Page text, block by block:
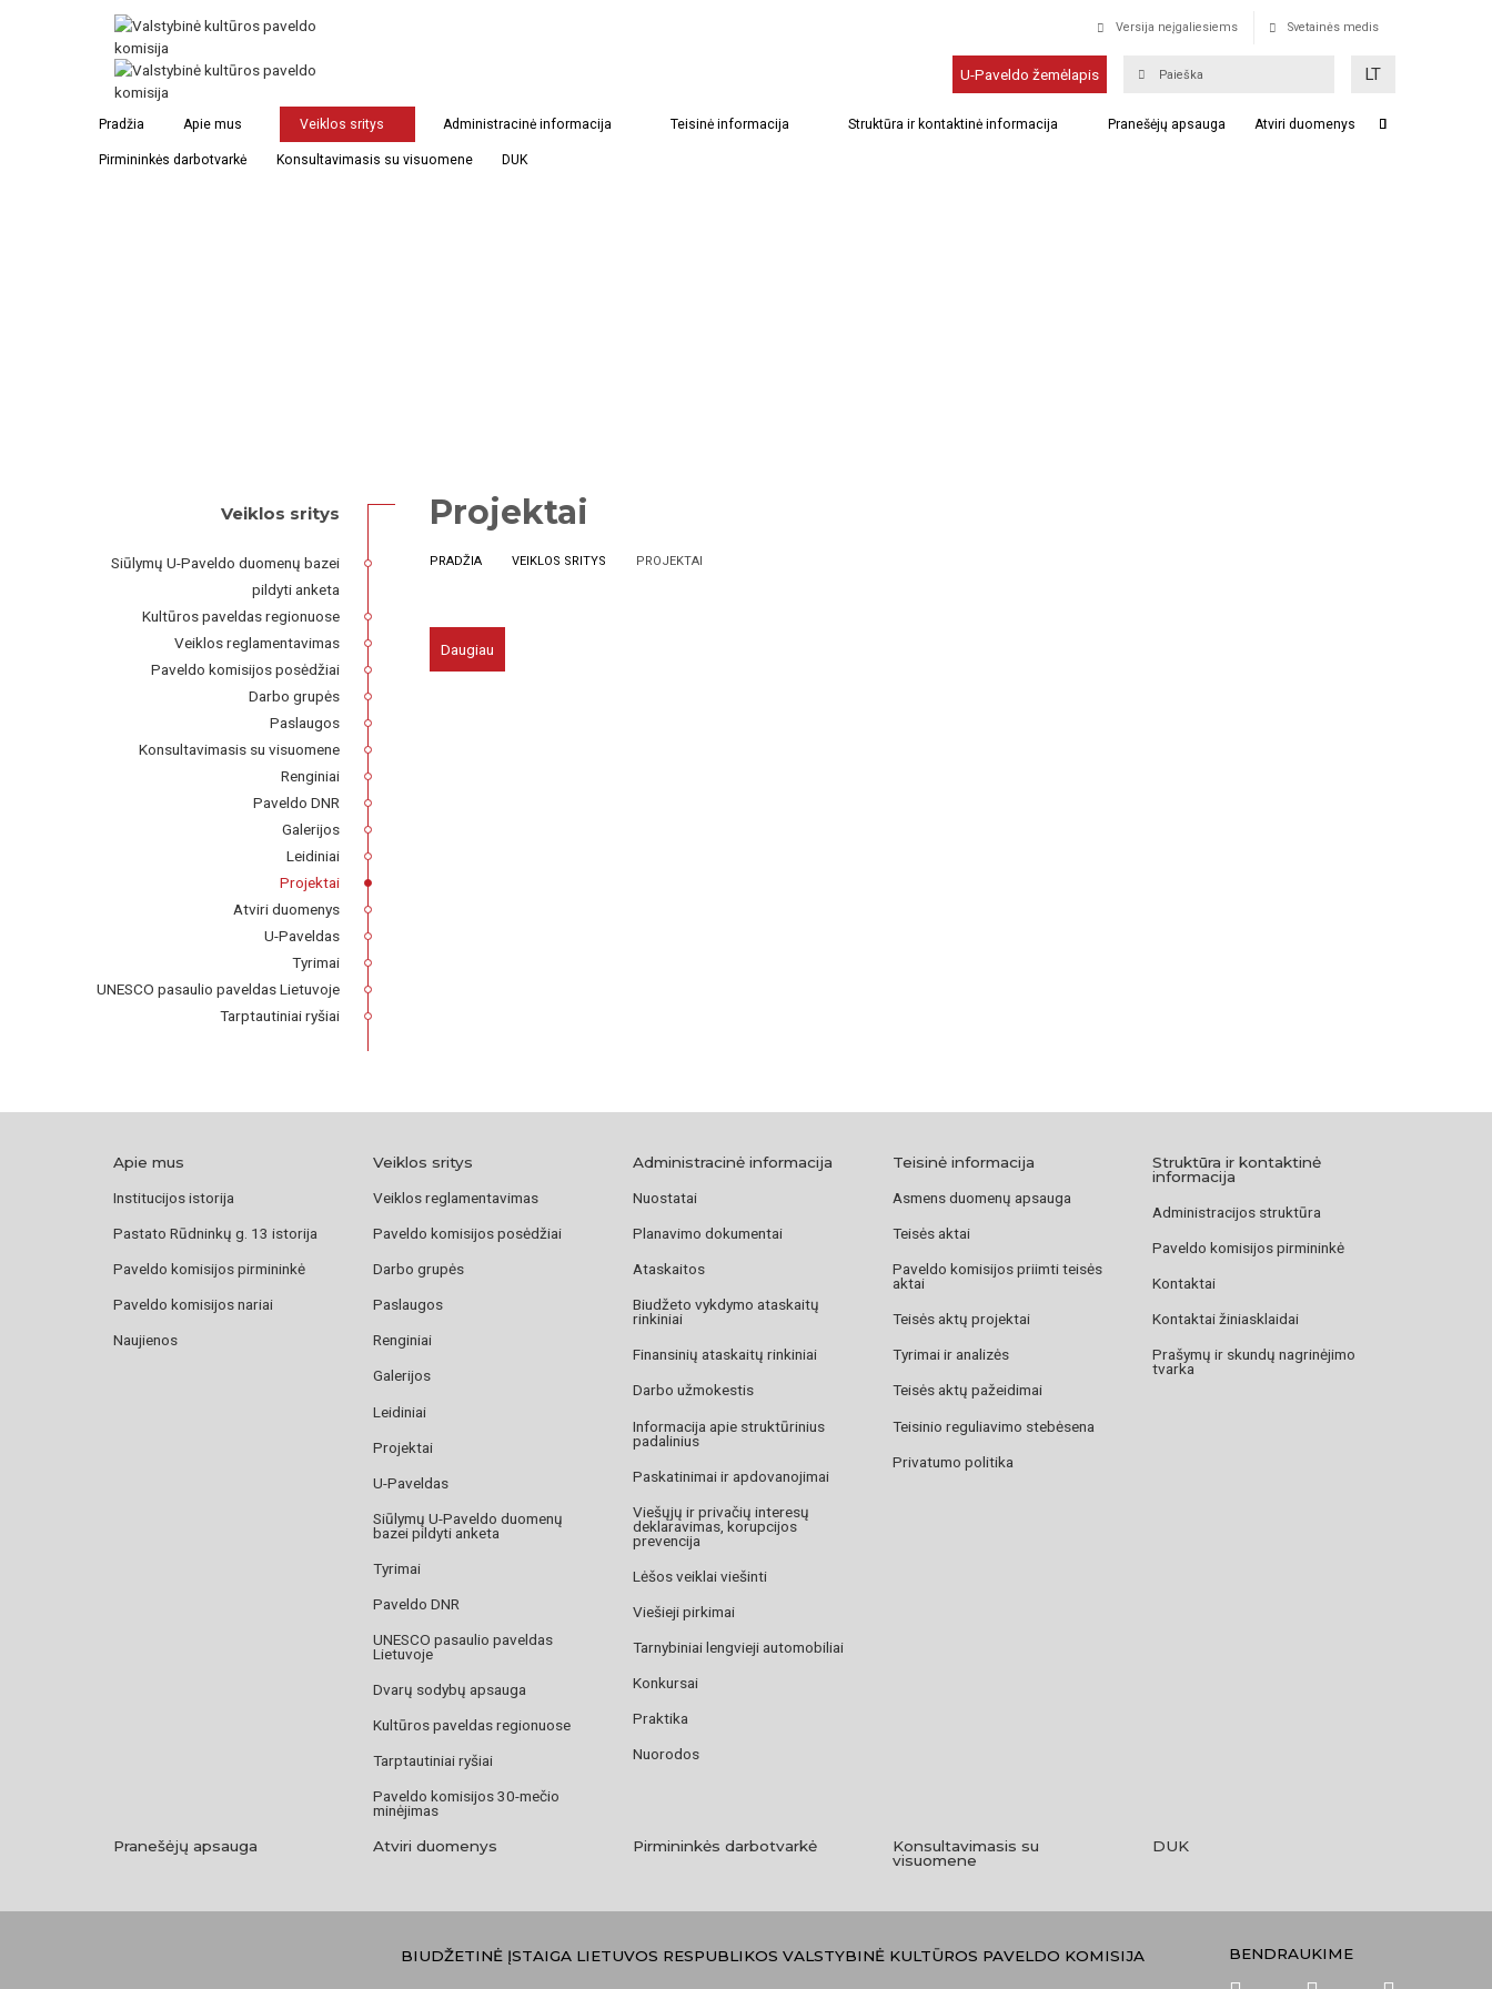
Versija neįgaliesiems Svetainės medis
U-Paveldo žemėlapis LT
Pradžia Apie mus Veiklos sritys Administracinė informacija Teisinė informacija Struktūra ir kontaktinė informacija Pranešėjų apsauga Atviri duomenys
Pirmininkės darbotvarkė Konsultavimasis su visuomene DUK
Projektai
PRADŽIA VEIKLOS SRITYS PROJEKTAI
Daugiau
Veiklos sritys
Siūlymų U-Paveldo duomenų bazei
pildyti anketa
Kultūros paveldas regionuose
Veiklos reglamentavimas
Paveldo komisijos posėdžiai
Darbo grupės
Paslaugos
Konsultavimasis su visuomene
Renginiai
Paveldo DNR
Galerijos
Leidiniai
Projektai
Atviri duomenys
U-Paveldas
Tyrimai
UNESCO pasaulio paveldas Lietuvoje
Tarptautiniai ryšiai
Apie mus
Institucijos istorija
Pastato Rūdninkų g. 13 istorija
Paveldo komisijos pirmininkė
Paveldo komisijos nariai
Naujienos
Veiklos sritys
Veiklos reglamentavimas
Paveldo komisijos posėdžiai
Darbo grupės
Paslaugos
Renginiai
Galerijos
Leidiniai
Projektai
U-Paveldas
Siūlymų U-Paveldo duomenų
bazei pildyti anketa
Tyrimai
Paveldo DNR
UNESCO pasaulio paveldas
Lietuvoje
Dvarų sodybų apsauga
Kultūros paveldas regionuose
Tarptautiniai ryšiai
Paveldo komisijos 30-mečio
minėjimas
Administracinė informacija
Nuostatai
Planavimo dokumentai
Ataskaitos
Biudžeto vykdymo ataskaitų
rinkiniai
Finansinių ataskaitų rinkiniai
Darbo užmokestis
Informacija apie struktūrinius
padalinius
Paskatinimai ir apdovanojimai
Viešųjų ir privačių interesų
deklaravimas, korupcijos
prevencija
Lėšos veiklai viešinti
Viešieji pirkimai
Tarnybiniai lengvieji automobiliai
Konkursai
Praktika
Nuorodos
Teisinė informacija
Asmens duomenų apsauga
Teisės aktai
Paveldo komisijos priimti teisės
aktai
Teisės aktų projektai
Tyrimai ir analizės
Teisės aktų pažeidimai
Teisinio reguliavimo stebėsena
Privatumo politika
Struktūra ir kontaktinė
informacija
Administracijos struktūra
Paveldo komisijos pirmininkė
Kontaktai
Kontaktai žiniasklaidai
Prašymų ir skundų nagrinėjimo
tvarka
Pranešėjų apsauga Atviri duomenys Pirmininkės darbotvarkė
Konsultavimasis su
visuomene
DUK
BIUDŽETINĖ ĮSTAIGA LIETUVOS RESPUBLIKOS VALSTYBINĖ KULTŪROS PAVELDO KOMISIJA BENDRAUKIME